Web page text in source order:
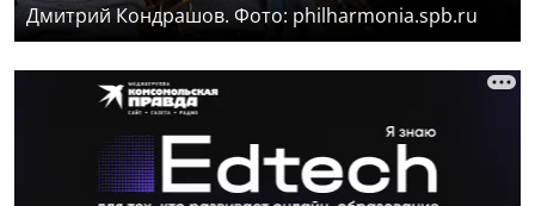
Дмитрий Кондрашов. Фото: philharmonia.spb.ru